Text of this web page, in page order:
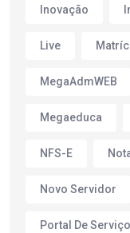
Inovação
Live
MegaAdmWEB
Megaeduca
NFS-E
Novo Servidor
Portal De